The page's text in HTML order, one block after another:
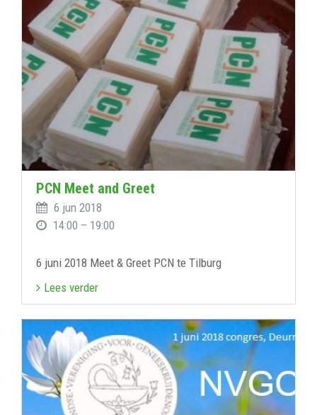
PCN Meet and Greet
6 jun 2018
14:00 – 19:00
6 juni 2018 Meet & Greet PCN te Tilburg
Lees verder